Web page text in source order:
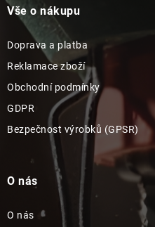
Vše o nákupu
Doprava a platba
Reklamace zboží
Obchodní podmínky
GDPR
Bezpečnost výrobků (GPSR)
O nás
O nás